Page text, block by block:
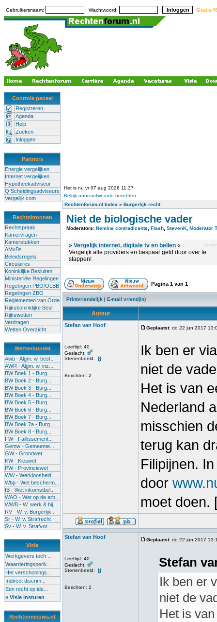
Gebruikersnaam: Wachtwoord: Gratis
Controle paneel
Registreren
Agenda
Help
Zoeken
Inloggen
Partners
Energie vergelijken
Internet vergelijken
Hypotheekadviseur
Q Scheidingsadviseurs
Vergelijk.com
Rechtsbronnen
Rechtspraak
Kamervragen
Kamerstukken
AMvBs
Beleidsregels
Circulaires
Koninklijke Besluiten
Ministeriële Regelingen
Regelingen PBO/OLBB
Regelingen ZBO
Reglementen van Orde
Rijkskoninklijke Besl.
Rijkswetten
Verdragen
Wetten Overzicht
Wettenbundel
Awb - Algm. w. best...
AWR - Algm. w. inz...
BW Boek 1 - Burg...
BW Boek 2 - Burg...
BW Boek 3 - Burg...
BW Boek 4 - Burg...
BW Boek 5 - Burg...
BW Boek 6 - Burg...
BW Boek 7 - Burg...
BW Boek 7a - Burg...
BW Boek 8 - Burg...
FW - Faillissement...
Gemw - Gemeente...
GW - Grondwet
KW - Kieswet
PW - Provinciewet
WW - Werkloosheid...
Wbp - Wet bescherm...
IB - Wet inkomstbel...
WAO - Wet op de arb..
WWB - W. werk & bij...
RV - W. v. Burgerlijk...
Sr - W. v. Strafrecht
Sv - W. v. Strafvor...
Visie
Werkgevers toch ...
Waarderingsperik...
Het verschonings...
Indirect discrim...
Een recht op ide...
» Visie insturen
Rechtennieuws.nl
Het is nu vr 07 aug 2026 11:37
Bekijk onbeantwoorde berichten
Rechtenforum.nl Index » Burgerlijk recht
Niet de biologische vader
Moderators: Nemine contradicente Flash StevenK Moderator
» Vergelijk internet, digitale tv en bellen «
Vergelijk alle providers en bespaar geld door over te
stappen!
Pagina 1 van 1
Printvriendelijk | E-mail vriend(in)
Auteur
Stefan van Hoof
Leeftijd: 40
Geslacht:
Sterrenbeeld:
Berichten: 2
Geplaatst: do 22 jun 2017
Ik ben er
niet de
Het is van
Nederland
misschien
terug kan
Filipijnen.
door
moet doen.
Stefan van Hoof
Leeftijd: 40
Geslacht:
Sterrenbeeld:
Berichten: 2
Geplaatst: do 22 jun 2017
Stefan
Ik ben er
niet de
Het is